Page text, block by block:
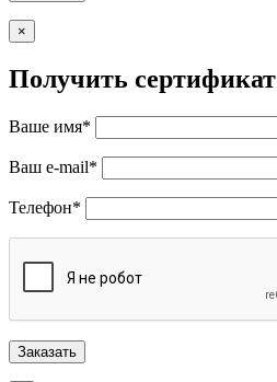
×
Получить сертификат
Ваше имя*
Ваш e-mail*
Телефон*